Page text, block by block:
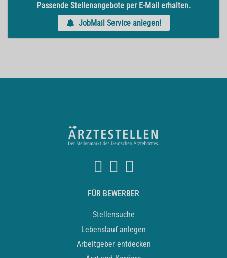
Passende Stellenangebote per E-Mail erhalten.
JobMail Service anlegen!
FÜR BEWERBER
Stellensuche
Lebenslauf anlegen
Arbeitgeber entdecken